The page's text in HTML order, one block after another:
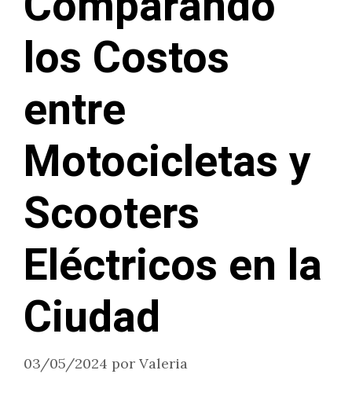
los Costos
entre
Motocicletas y
Scooters
Eléctricos en la
Ciudad
03/05/2024 por Valeria